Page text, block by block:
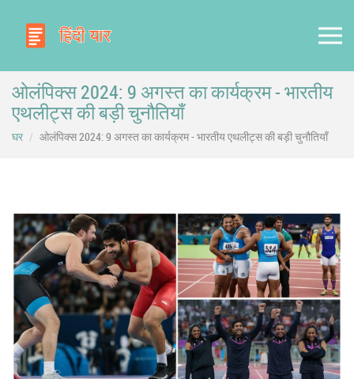
ओलंपिक्स 2024: 9 अगस्त का कार्यक्रम - भारतीय
एथलीट्स की बड़ी चुनौतियाँ
घर ओलंपिक्स 2024: 9 अगस्त का कार्यक्रम - भारतीय एथलीट्स की बड़ी चुनौतियाँ